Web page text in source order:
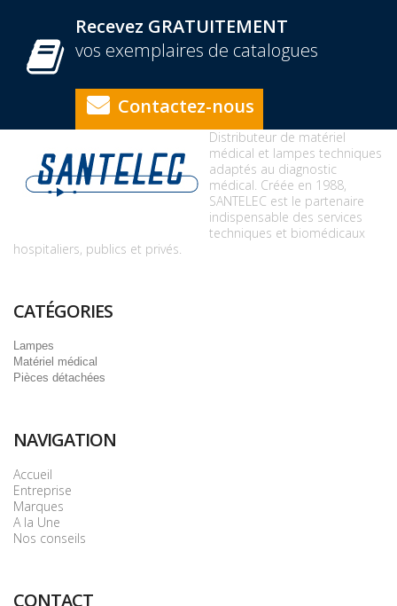
Recevez GRATUITEMENT
vos exemplaires de catalogues
Contactez-nous
Distributeur de matériel
médical et lampes techniques
adaptés au diagnostic
médical. Créée en 1988,
SANTELEC est le partenaire
indispensable des services
techniques et biomédicaux
hospitaliers, publics et privés.
CATÉGORIES
Lampes
Matériel médical
Pièces détachées
NAVIGATION
Accueil
Entreprise
Marques
A la Une
Nos conseils
CONTACT